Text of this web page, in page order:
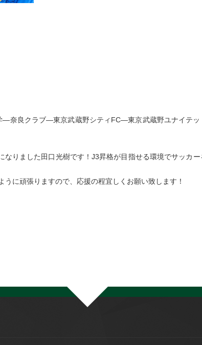
―奈良クラブ―東京武蔵野シティFC―東京武蔵野ユナイテッ
りました田口光樹です！J3昇格が目指せる環境でサッカー
に頑張りますので、応援の程宜しくお願い致します！